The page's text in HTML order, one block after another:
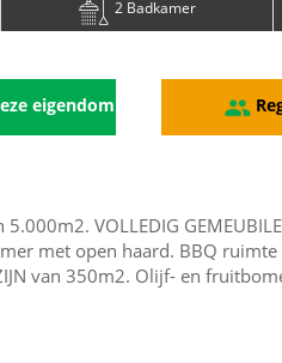
2 Badkamer
eigendom
VOLLEDIG
met open haard. BBQ ruimte
van 350m2. Olijf- en